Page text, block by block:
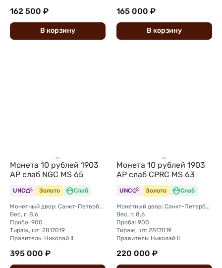
162 500 ₽
В корзину
165 000 ₽
В корзину
Монета 10 рублей 1903
АР слаб NGC MS 65
UNC Золото Слаб
Монетный двор: Санкт-Петербургский монетный двор
Вес, г: 8,6
Проба: 900
Тираж, шт: 2817019
Правитель: Николай II
395 000 ₽
Монета 10 рублей 1903
АР слаб CPRC MS 63
UNC Золото Слаб
Монетный двор: Санкт-Петербургский монетный двор
Вес, г: 8,6
Проба: 900
Тираж, шт: 2817019
Правитель: Николай II
220 000 ₽